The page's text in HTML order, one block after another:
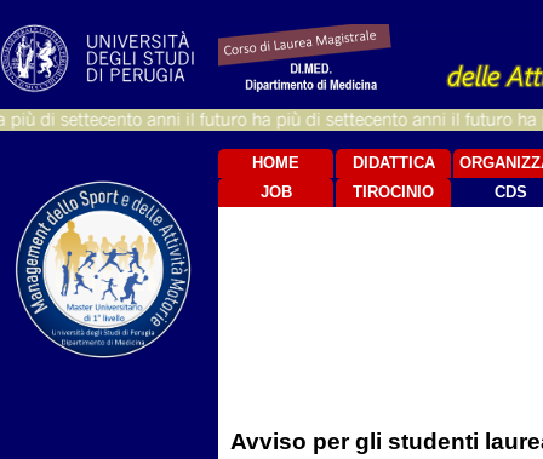
HOME DIDATTICA
CDS
JOB TIROCINIO
Avviso per gli studenti